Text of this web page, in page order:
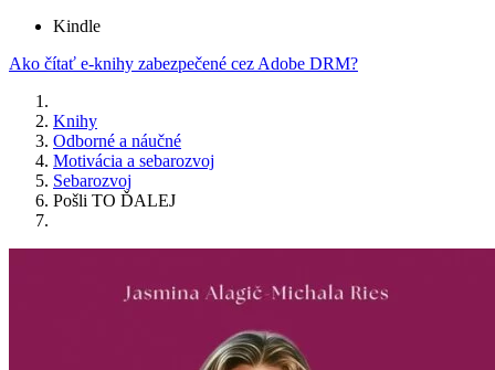
Kindle
Ako čítať e-knihy zabezpečené cez Adobe DRM?
Knihy
Odborné a náučné
Motivácia a sebarozvoj
Sebarozvoj
Pošli TO ĎALEJ